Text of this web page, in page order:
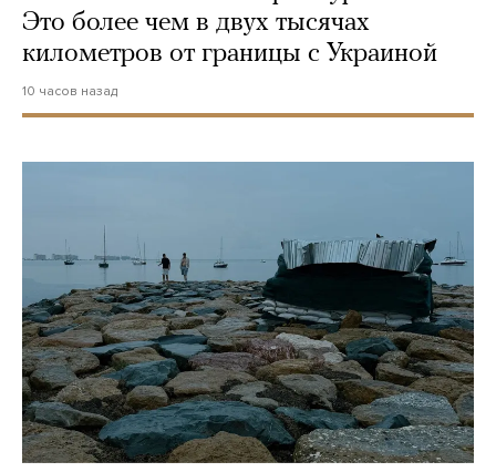
Это более чем в двух тысячах
километров от границы с Украиной
10 часов назад